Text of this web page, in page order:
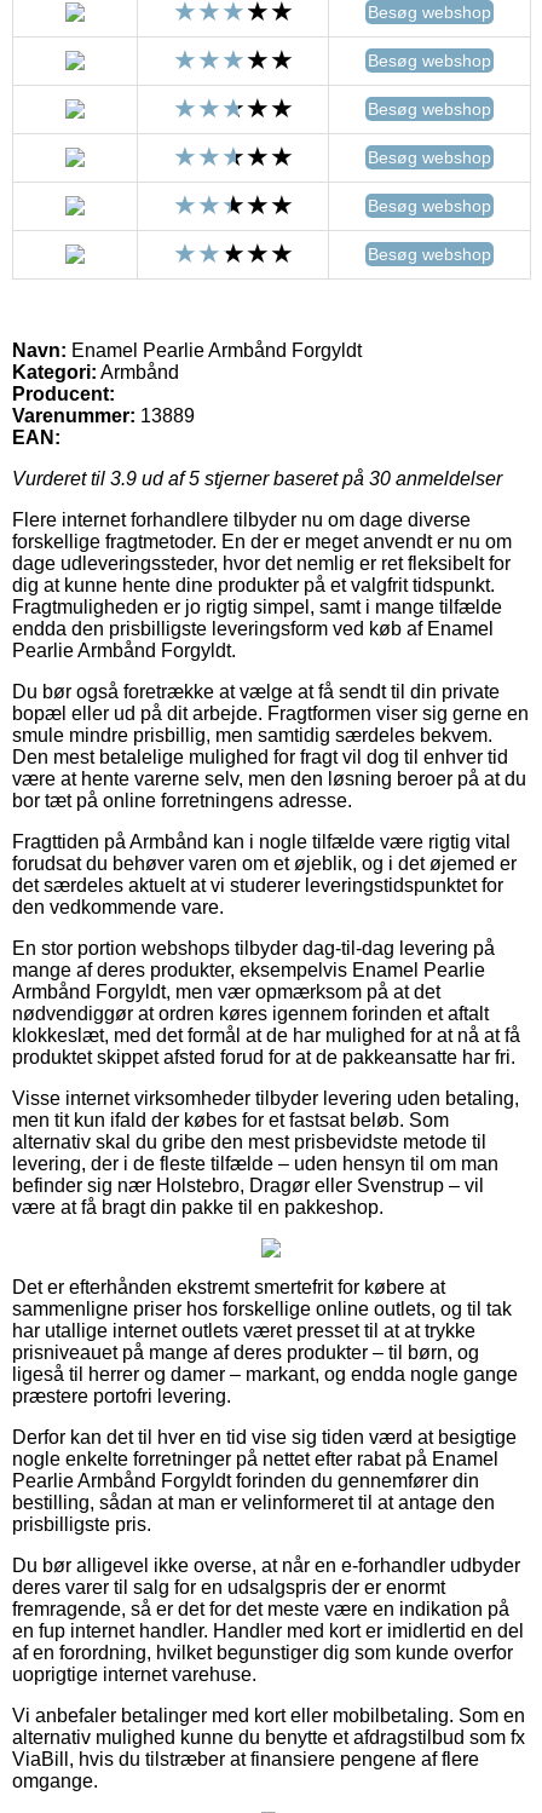
Besøg webshop
Besøg webshop
Besøg webshop
Besøg webshop
Besøg webshop
Besøg webshop
Navn: Enamel Pearlie Armbånd Forgyldt
Kategori: Armbånd
Producent:
Varenummer: 13889
EAN:
Vurderet til 3.9 ud af 5 stjerner baseret på 30 anmeldelser
Flere internet forhandlere tilbyder nu om dage diverse
forskellige fragtmetoder. En der er meget anvendt er nu om
dage udleveringssteder, hvor det nemlig er ret fleksibelt for
dig at kunne hente dine produkter på et valgfrit tidspunkt.
Fragtmuligheden er jo rigtig simpel, samt i mange tilfælde
endda den prisbilligste leveringsform ved køb af Enamel
Pearlie Armbånd Forgyldt.
Du bør også foretrække at vælge at få sendt til din private
bopæl eller ud på dit arbejde. Fragtformen viser sig gerne en
smule mindre prisbillig, men samtidig særdeles bekvem.
Den mest betalelige mulighed for fragt vil dog til enhver tid
være at hente varerne selv, men den løsning beroer på at du
bor tæt på online forretningens adresse.
Fragttiden på Armbånd kan i nogle tilfælde være rigtig vital
forudsat du behøver varen om et øjeblik, og i det øjemed er
det særdeles aktuelt at vi studerer leveringstidspunktet for
den vedkommende vare.
En stor portion webshops tilbyder dag-til-dag levering på
mange af deres produkter, eksempelvis Enamel Pearlie
Armbånd Forgyldt, men vær opmærksom på at det
nødvendiggør at ordren køres igennem forinden et aftalt
klokkeslæt, med det formål at de har mulighed for at nå at få
produktet skippet afsted forud for at de pakkeansatte har fri.
Visse internet virksomheder tilbyder levering uden betaling,
men tit kun ifald der købes for et fastsat beløb. Som
alternativ skal du gribe den mest prisbevidste metode til
levering, der i de fleste tilfælde – uden hensyn til om man
befinder sig nær Holstebro, Dragør eller Svenstrup – vil
være at få bragt din pakke til en pakkeshop.
Det er efterhånden ekstremt smertefrit for købere at
sammenligne priser hos forskellige online outlets, og til tak
har utallige internet outlets været presset til at at trykke
prisniveauet på mange af deres produkter – til børn, og
ligeså til herrer og damer – markant, og endda nogle gange
præstere portofri levering.
Derfor kan det til hver en tid vise sig tiden værd at besigtige
nogle enkelte forretninger på nettet efter rabat på Enamel
Pearlie Armbånd Forgyldt forinden du gennemfører din
bestilling, sådan at man er velinformeret til at antage den
prisbilligste pris.
Du bør alligevel ikke overse, at når en e-forhandler udbyder
deres varer til salg for en udsalgspris der er enormt
fremragende, så er det for det meste være en indikation på
en fup internet handler. Handler med kort er imidlertid en del
af en forordning, hvilket begunstiger dig som kunde overfor
uoprigtige internet varehuse.
Vi anbefaler betalinger med kort eller mobilbetaling. Som en
alternativ mulighed kunne du benytte et afdragstilbud som fx
ViaBill, hvis du tilstræber at finansiere pengene af flere
omgange.